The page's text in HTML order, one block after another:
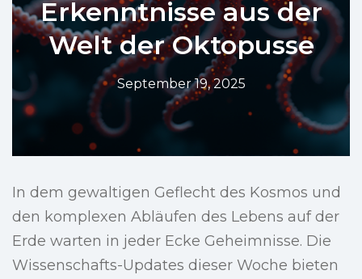
Erkenntnisse aus der
Welt der Oktopusse
September 19, 2025
In dem gewaltigen Geflecht des Kosmos und
den komplexen Abläufen des Lebens auf der
Erde warten in jeder Ecke Geheimnisse. Die
Wissenschafts-Updates dieser Woche bieten